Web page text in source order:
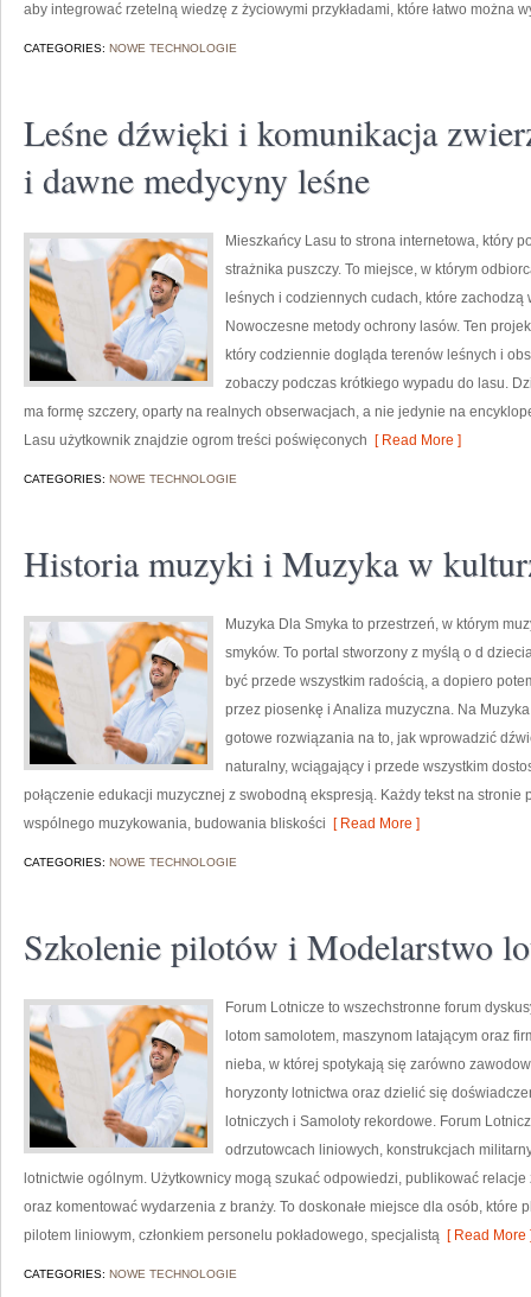
aby integrować rzetelną wiedzę z życiowymi przykładami, które łatwo można
CATEGORIES: NOWE TECHNOLOGIE
Leśne dźwięki i komunikacja
i dawne medycyny leśne
Mieszkańcy Lasu to strona internetowa, który
strażnika puszczy. To miejsce, w którym
leśnych i codziennych cudach, które zachodzą
Nowoczesne metody ochrony lasów. Ten
który codziennie dogląda terenów leśnych i
zobaczy podczas krótkiego wypadu do lasu.
ma formę szczery, oparty na realnych obserwacjach, a nie jedynie na
Lasu użytkownik znajdzie ogrom treści poświęconych [ Read More ]
CATEGORIES: NOWE TECHNOLOGIE
Historia muzyki i Muzyka w
Muzyka Dla Smyka to przestrzeń, w którym
smyków. To portal stworzony z myślą o d
być przede wszystkim radością, a dopiero
przez piosenkę i Analiza muzyczna. Na
gotowe rozwiązania na to, jak wprowadzić
naturalny, wciągający i przede wszystkim
połączenie edukacji muzycznej z swobodną ekspresją. Każdy tekst na stronie
wspólnego muzykowania, budowania bliskości [ Read More ]
CATEGORIES: NOWE TECHNOLOGIE
Szkolenie pilotów i Modelarstwo
Forum Lotnicze to wszechstronne forum
lotom samolotem, maszynom latającym oraz
nieba, w której spotykają się zarówno
horyzonty lotnictwa oraz dzielić się
lotniczych i Samoloty rekordowe. Forum
odrzutowcach liniowych, konstrukcjach
lotnictwie ogólnym. Użytkownicy mogą szukać odpowiedzi, publikować
oraz komentować wydarzenia z branży. To doskonałe miejsce dla osób, które
pilotem liniowym, członkiem personelu pokładowego, specjalistą [ Read More
CATEGORIES: NOWE TECHNOLOGIE